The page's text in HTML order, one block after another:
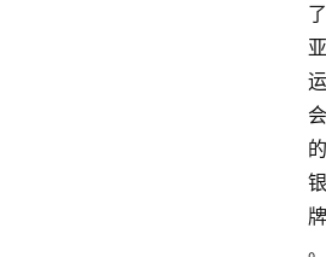
了
亚
运
会
的
银
牌
。